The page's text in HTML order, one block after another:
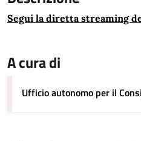
Segui la diretta streaming
A cura di
Ufficio autonomo per il